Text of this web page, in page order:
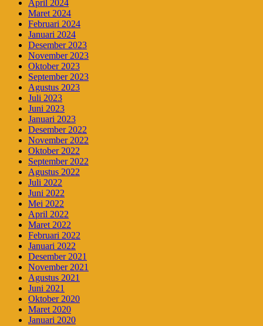
April 2024
Maret 2024
Februari 2024
Januari 2024
Desember 2023
November 2023
Oktober 2023
September 2023
Agustus 2023
Juli 2023
Juni 2023
Januari 2023
Desember 2022
November 2022
Oktober 2022
September 2022
Agustus 2022
Juli 2022
Juni 2022
Mei 2022
April 2022
Maret 2022
Februari 2022
Januari 2022
Desember 2021
November 2021
Agustus 2021
Juni 2021
Oktober 2020
Maret 2020
Januari 2020